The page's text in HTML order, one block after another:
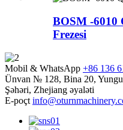
BOSM -6010
Frezesi
Mobil & WhatsApp +86 136
Ünvan № 128, Bina 20,
Şəhəri, Zhejiang əyaləti
E-poçt